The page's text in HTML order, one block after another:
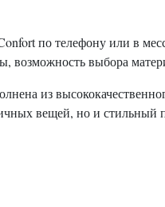
по телефону или в
выбора
из
вещей, но и стильный